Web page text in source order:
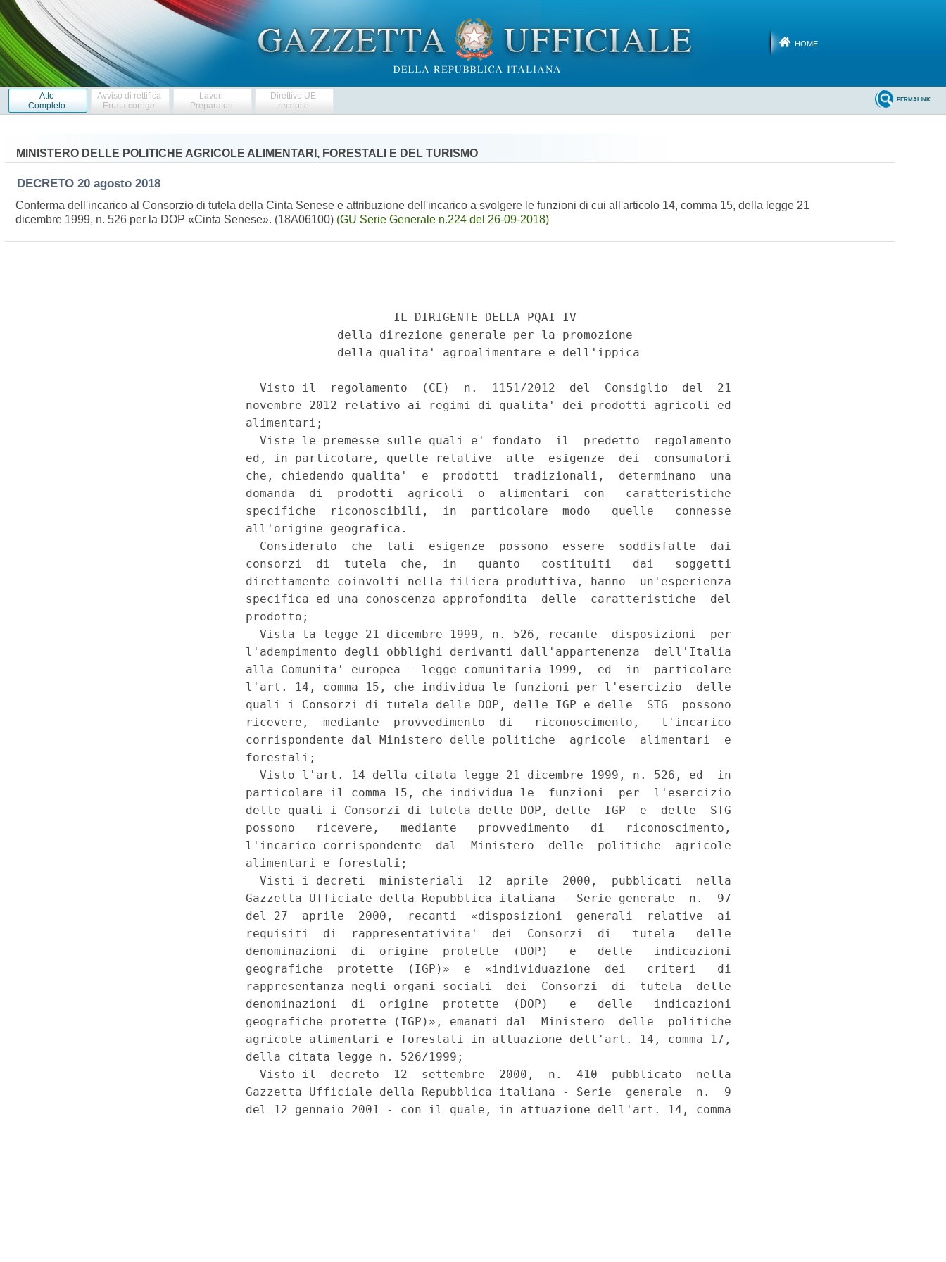
HOME
Atto
Completo
Avviso di rettifica
Errata corrige
Lavori
Preparatori
Direttive UE
recepite
PERMALINK
MINISTERO DELLE POLITICHE AGRICOLE ALIMENTARI, FORESTALI E DEL TURISMO
DECRETO 20 agosto 2018
Conferma dell'incarico al Consorzio di tutela della Cinta Senese e attribuzione dell'incarico a svolgere le funzioni di cui all'articolo 14, comma 15, della legge 21
dicembre 1999, n. 526 per la DOP «Cinta Senese». (18A06100) (GU Serie Generale n.224 del 26-09-2018)